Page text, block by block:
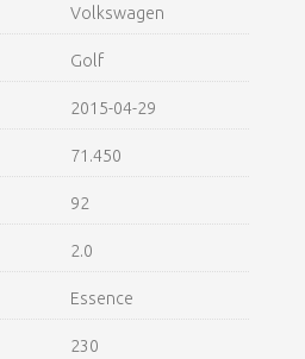
Volkswagen
Golf
2015-04-29
71.450
92
2.0
Essence
230